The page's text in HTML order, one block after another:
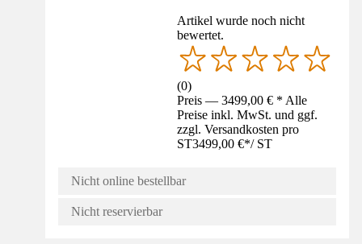
Artikel wurde noch nicht
bewertet.
(0)
Preis — 3499,00 € * Alle
Preise inkl. MwSt. und ggf.
zzgl. Versandkosten pro
ST3499,00 €*/ ST
Nicht online bestellbar
Nicht reservierbar